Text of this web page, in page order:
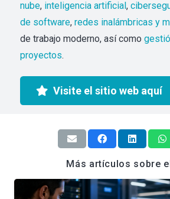
nube, inteligencia artificial,
de software, redes inalámbricas y
de trabajo moderno, así como
proyectos.
Visite el sitio web aquí
Más artículos sobre